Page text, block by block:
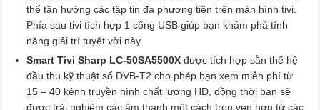
thể tận hưởng các tập tin đa phương tiện trên màn hình tivi.
Phía sau tivi tích hợp 1 cổng USB giúp bạn khám phá tính
năng giải trí tuyệt vời này.
Smart Tivi Sharp LC-50SA5500X được tích hợp sẵn thế hệ
đầu thu kỹ thuật số DVB-T2 cho phép bạn xem miễn phí từ
15 – 40 kênh truyền hình chất lượng HD, đồng thời bạn sẽ
được trải nghiệm các âm thanh một cách trọn vẹn hơn từ các